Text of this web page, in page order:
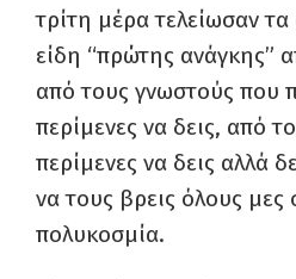
τρίτη μέρα τελείωσαν
είδη “πρώτης ανάγκης”
από τους γνωστούς που
περίμενες να δεις, από
περίμενες να δεις αλλά
να τους βρεις όλους μες
πολυκοσμία.